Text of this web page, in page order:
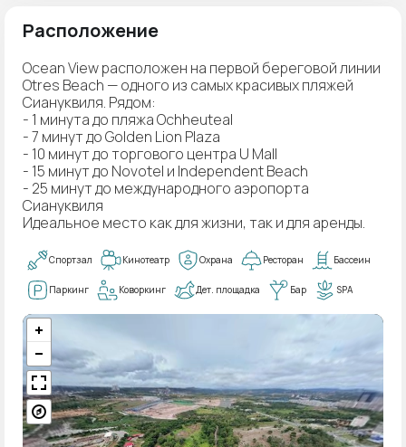
Расположение
Ocean View расположен на первой береговой линии
Otres Beach — одного из самых красивых пляжей
Сиануквиля. Рядом:
- 1 минута до пляжа Ochheuteal
- 7 минут до Golden Lion Plaza
- 10 минут до торгового центра U Mall
- 15 минут до Novotel и Independent Beach
- 25 минут до международного аэропорта
Сиануквиля
Идеальное место как для жизни, так и для аренды.
Спортзал Кинотеатр Охрана Ресторан Бассеин
Паркинг Коворкинг Дет. площадка Бар SPA